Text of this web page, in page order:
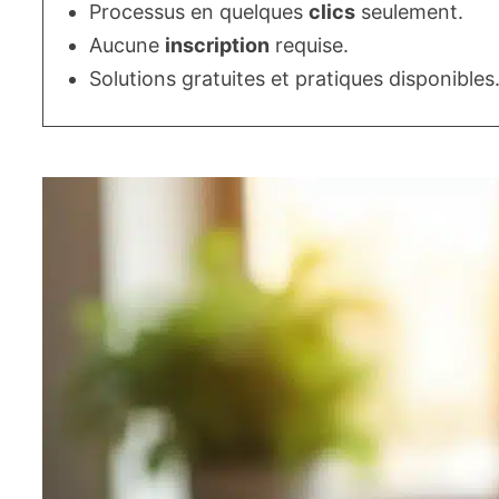
Processus en quelquesclics seulement.
Aucune inscription requise.
Solutions gratuites et pratiques